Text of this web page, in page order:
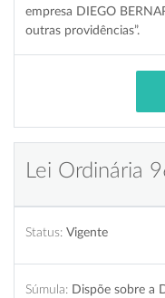
empresa DIEGO
outras providências”.
Lei Ordinária
Status: Vigente
Súmula: Dispõe sobre a